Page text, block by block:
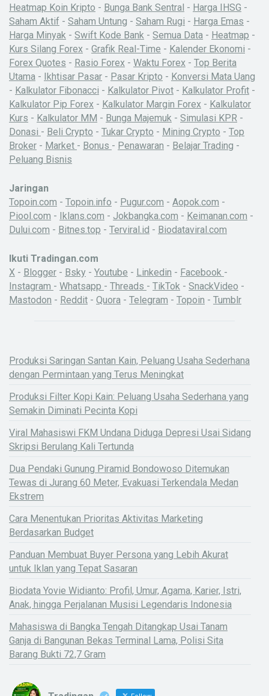
Heatmap Koin Kripto - Bunga Bank Sentral - Harga IHSG -
Saham Aktif - Saham Untung - Saham Rugi - Harga Emas -
Harga Minyak - Swift Kode Bank - Semua Data - Heatmap -
Kurs Silang Forex - Grafik Real-Time - Kalender Ekonomi -
Forex Quotes - Rasio Forex - Waktu Forex - Top Berita
Utama - Ikhtisar Pasar - Pasar Kripto - Konversi Mata Uang
- Kalkulator Fibonacci - Kalkulator Pivot - Kalkulator Profit -
Kalkulator Pip Forex - Kalkulator Margin Forex - Kalkulator
Kurs - Kalkulator MM - Bunga Majemuk - Simulasi KPR -
Donasi - Beli Crypto - Tukar Crypto - Mining Crypto - Top
Broker - Market - Bonus - Penawaran - Belajar Trading -
Peluang Bisnis
Jaringan
Topoin.com - Topoin.info - Pugur.com - Aopok.com -
Piool.com - Iklans.com - Jokbangka.com - Keimanan.com -
Dului.com - Bitnes.top - Terviral.id - Biodataviral.com
Ikuti Tradingan.com
X - Blogger - Bsky - Youtube - Linkedin - Facebook -
Instagram - Whatsapp - Threads - TikTok - SnackVideo -
Mastodon - Reddit - Quora - Telegram - Topoin - Tumblr
Produksi Saringan Santan Kain, Peluang Usaha Sederhana
dengan Permintaan yang Terus Meningkat
Produksi Filter Kopi Kain: Peluang Usaha Sederhana yang
Semakin Diminati Pecinta Kopi
Viral Mahasiswi FKM Undana Diduga Depresi Usai Sidang
Skripsi Berulang Kali Tertunda
Dua Pendaki Gunung Piramid Bondowoso Ditemukan
Tewas di Jurang 60 Meter, Evakuasi Terkendala Medan
Ekstrem
Cara Menentukan Prioritas Aktivitas Marketing
Berdasarkan Budget
Panduan Membuat Buyer Persona yang Lebih Akurat
untuk Iklan yang Tepat Sasaran
Biodata Yovie Widianto: Profil, Umur, Agama, Karier, Istri,
Anak, hingga Perjalanan Musisi Legendaris Indonesia
Mahasiswa di Bangka Tengah Ditangkap Usai Tanam
Ganja di Bangunan Bekas Terminal Lama, Polisi Sita
Barang Bukti 72,7 Gram